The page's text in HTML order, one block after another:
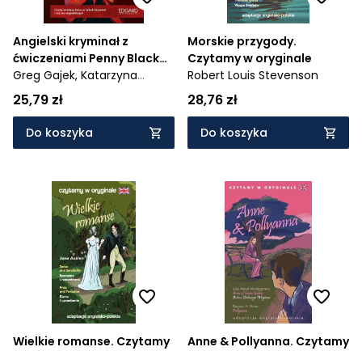
Angielski kryminał z
ćwiczeniami Penny Black
Investigates
Greg Gajek, Katarzyna
Dudek,
Anna Kamont
25,79 zł
Do koszyka
Morskie przygody.
Czytamy w oryginale
Robert Louis Stevenson
28,76 zł
Do koszyka
Wielkie romanse. Czytamy
Anne & Pollyanna. Czytamy